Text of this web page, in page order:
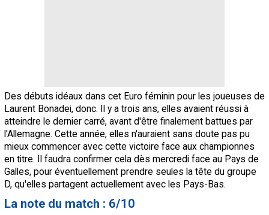
Des débuts idéaux dans cet Euro féminin pour les joueuses de
Laurent Bonadei, donc. Il y a trois ans, elles avaient réussi à
atteindre le dernier carré, avant d'être finalement battues par
l'Allemagne. Cette année, elles n'auraient sans doute pas pu
mieux commencer avec cette victoire face aux championnes
en titre. Il faudra confirmer cela dès mercredi face au Pays de
Galles, pour éventuellement prendre seules la tête du groupe
D, qu'elles partagent actuellement avec les Pays-Bas.
La note du match : 6/10